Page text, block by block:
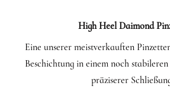
High Heel Daimond
Eine unserer meistverkauften
Beschichtung in einem noch
präziserer